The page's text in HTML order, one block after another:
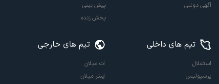
آگهی دولتی
پیش بینی
پخش زنده
تیم های داخلی
استقلال
پرسپولیس
تیم های خارجی
آث میلان
اینتر میلان